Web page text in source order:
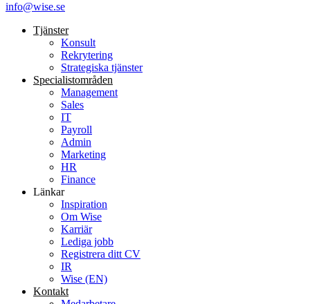
info@wise.se
Tjänster
Konsult
Rekrytering
Strategiska tjänster
Specialist­områden
Management
Sales
IT
Payroll
Admin
Marketing
HR
Finance
Länkar
Inspiration
Om Wise
Karriär
Lediga jobb
Registrera ditt CV
IR
Wise (EN)
Kontakt